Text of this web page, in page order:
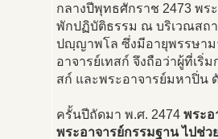
กลางปีพุทธศักราช 2473 พร
พักปฏิบัติธรรม ณ บริเวณสถ
ปญฺญาพโล ซึ่งมีอายุพรรษาม
อาจารย์เทสก์ จึงถือว่าผู้ที่เริ่
สก์ และพระอาจารย์มหาปิ่น
ครั้นปีถัดมา พ.ศ. 2474 พระ
พระอาจารย์กรรมฐาน ไปช่